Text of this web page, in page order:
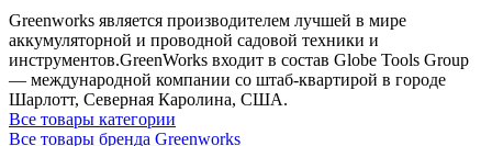
Greenworks является производителем лучшей в мире
аккумуляторной и проводной садовой техники и
инструментов.GreenWorks входит в состав Globe Tools Group
— международной компании со штаб-квартирой в городе
Шарлотт, Северная Каролина, США.
Все товары категории
Все товары бренда Greenworks